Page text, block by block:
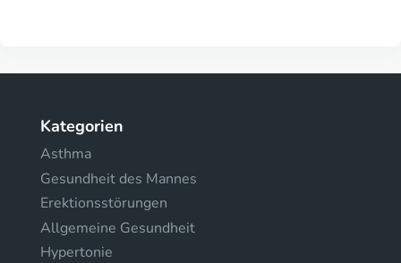
Kategorien
Asthma
Gesundheit des Mannes
Erektionsstörungen
Allgemeine Gesundheit
Hypertonie